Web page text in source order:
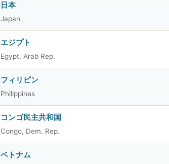
日本
Japan
エジプト
Egypt, Arab Rep.
フィリピン
Philippines
コンゴ民主共和国
Congo, Dem. Rep.
ベトナム